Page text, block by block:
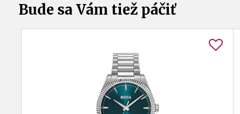
Bude sa Vám tiež páčiť